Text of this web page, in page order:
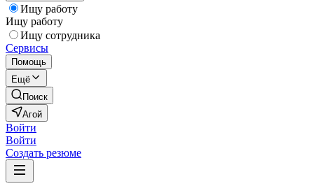
Ищу работу
Ищу работу
Ищу сотрудника
Сервисы
Помощь
Ещё
Поиск
Агой
Войти
Войти
Создать резюме